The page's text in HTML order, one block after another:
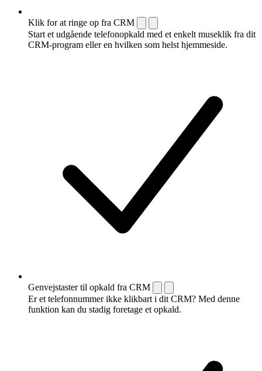
Klik for at ringe op fra CRM
Start et udgående telefonopkald med et enkelt museklik fra dit
CRM-program eller en hvilken som helst hjemmeside.
Genvejstaster til opkald fra CRM
Er et telefonnummer ikke klikbart i dit CRM? Med denne
funktion kan du stadig foretage et opkald.